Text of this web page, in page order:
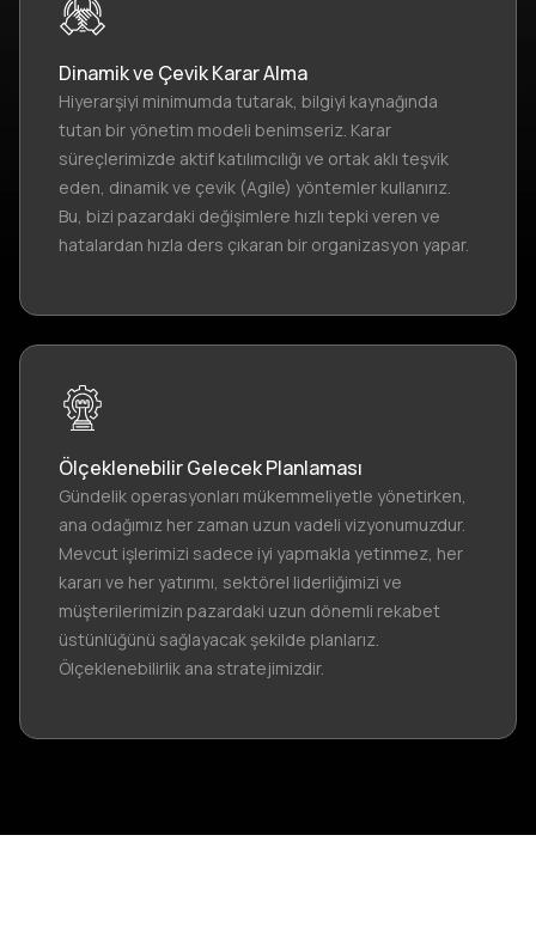
Dinamik ve Çevik Karar Alma
Hiyerarşiyi minimumda tutarak, bilgiyi kaynağında
tutan bir yönetim modeli benimseriz. Karar
süreçlerimizde aktif katılımcılığı ve ortak aklı teşvik
eden, dinamik ve çevik (Agile) yöntemler kullanırız.
Bu, bizi pazardaki değişimlere hızlı tepki veren ve
hatalardan hızla ders çıkaran bir organizasyon yapar.
Ölçeklenebilir Gelecek Planlaması
Gündelik operasyonları mükemmeliyetle yönetirken,
ana odağımız her zaman uzun vadeli vizyonumuzdur.
Mevcut işlerimizi sadece iyi yapmakla yetinmez, her
kararı ve her yatırımı, sektörel liderliğimizi ve
müşterilerimizin pazardaki uzun dönemli rekabet
üstünlüğünü sağlayacak şekilde planlarız.
Ölçeklenebilirlik ana stratejimizdir.